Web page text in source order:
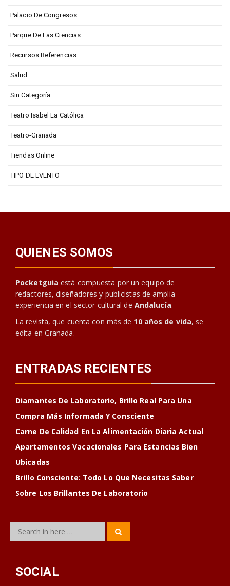
Palacio De Congresos
Parque De Las Ciencias
Recursos Referencias
Salud
Sin Categoría
Teatro Isabel La Católica
Teatro-Granada
Tiendas Online
TIPO DE EVENTO
QUIENES SOMOS
Pocketguia está compuesta por un equipo de
redactores, diseñadores y publicistas de amplia
experiencia en el sector cultural de Andalucía.
La revista, que cuenta con más de 10 años de vida, se
edita en Granada.
ENTRADAS RECIENTES
Diamantes De Laboratorio, Brillo Real Para Una
Compra Más Informada Y Consciente
Carne De Calidad En La Alimentación Diaria Actual
Apartamentos Vacacionales Para Estancias Bien
Ubicadas
Brillo Consciente: Todo Lo Que Necesitas Saber
Sobre Los Brillantes De Laboratorio
Search
SOCIAL